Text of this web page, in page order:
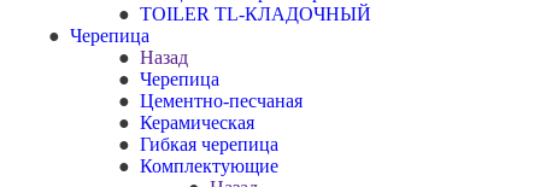
TOILER TL-КЛАДОЧНЫЙ
Черепица
Назад
Черепица
Цементно-песчаная
Керамическая
Гибкая черепица
Комплектующие